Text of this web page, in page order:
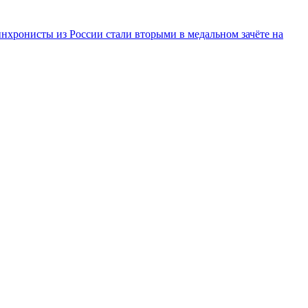
из России стали вторыми в медальном зачёте на